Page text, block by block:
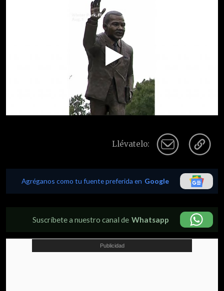
Video
Llévatelo:
Agréganos como tu fuente preferida en Google
Suscríbete a nuestro canal de Whatsapp